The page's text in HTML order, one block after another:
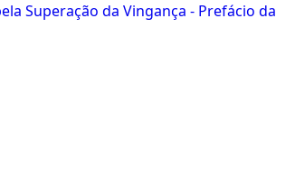
Superação da Vingança - Prefácio da